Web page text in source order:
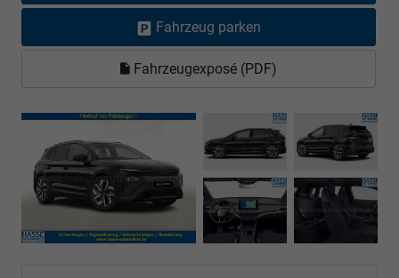
Fahrzeug parken
Fahrzeugexposé (PDF)